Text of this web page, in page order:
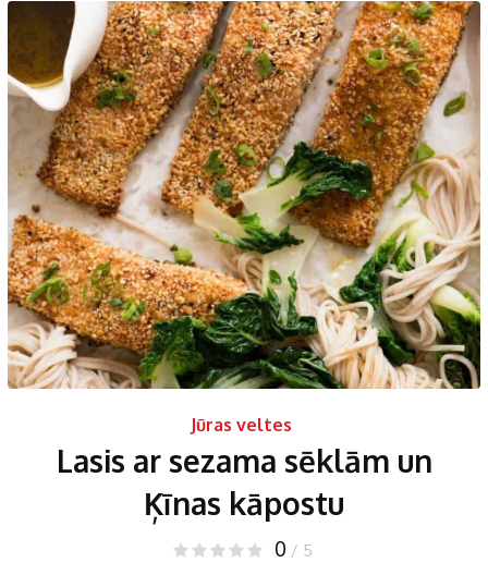
Jūras veltes
Lasis ar sezama sēklām un
Ķīnas kāpostu
0 / 5